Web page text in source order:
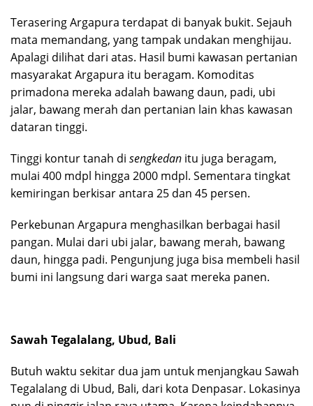
Terasering Argapura terdapat di banyak bukit. Sejauh
mata memandang, yang tampak undakan menghijau.
Apalagi dilihat dari atas. Hasil bumi kawasan pertanian
masyarakat Argapura itu beragam. Komoditas
primadona mereka adalah bawang daun, padi, ubi
jalar, bawang merah dan pertanian lain khas kawasan
dataran tinggi.
Tinggi kontur tanah di sengkedan itu juga beragam,
mulai 400 mdpl hingga 2000 mdpl. Sementara tingkat
kemiringan berkisar antara 25 dan 45 persen.
Perkebunan Argapura menghasilkan berbagai hasil
pangan. Mulai dari ubi jalar, bawang merah, bawang
daun, hingga padi. Pengunjung juga bisa membeli hasil
bumi ini langsung dari warga saat mereka panen.
Sawah Tegalalang, Ubud, Bali
Butuh waktu sekitar dua jam untuk menjangkau Sawah
Tegalalang di Ubud, Bali, dari kota Denpasar. Lokasinya